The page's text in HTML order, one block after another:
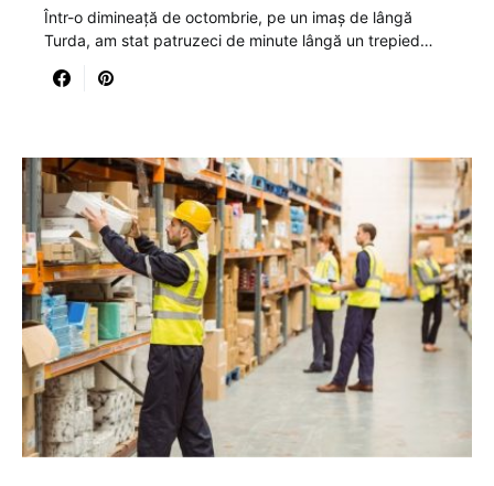
Într-o dimineață de octombrie, pe un imaș de lângă
Turda, am stat patruzeci de minute lângă un trepied…